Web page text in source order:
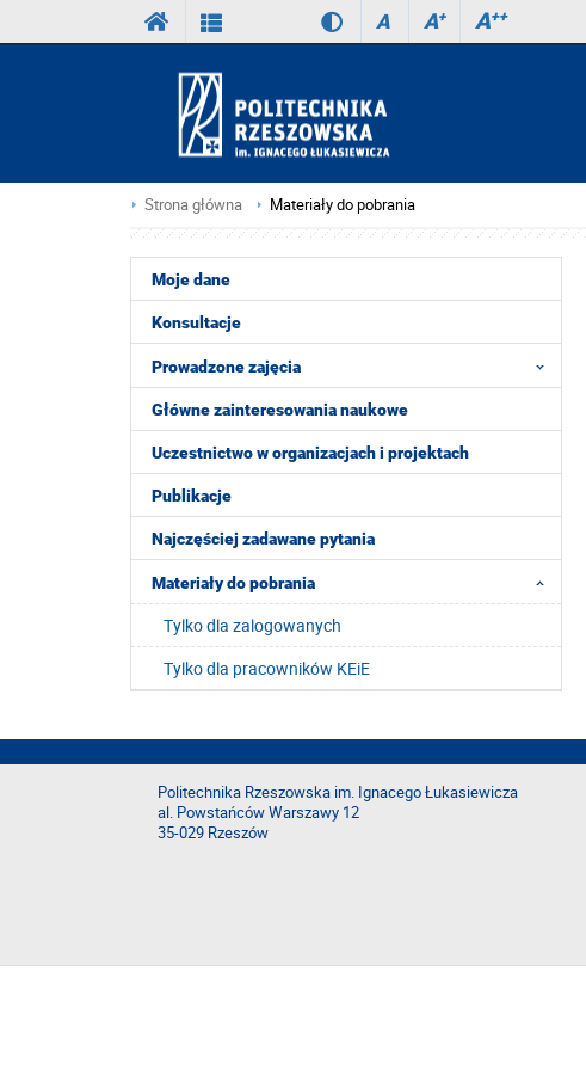
A A+ A++
Strona główna Materiały do pobrania
Moje dane
Konsultacje
Prowadzone zajęcia
Główne zainteresowania naukowe
Uczestnictwo w organizacjach i projektach
Publikacje
Najczęściej zadawane pytania
Materiały do pobrania
Tylko dla zalogowanych
Tylko dla pracowników KEiE
Politechnika Rzeszowska im. Ignacego Łukasiewicza
al. Powstańców Warszawy 12
35-029 Rzeszów